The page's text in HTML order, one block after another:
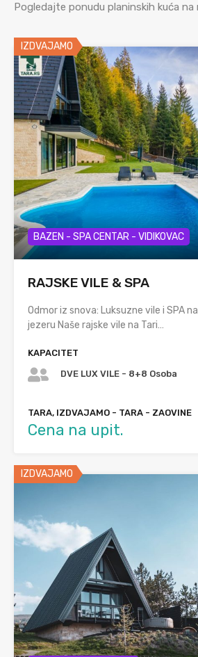
Pogledajte ponudu planinskih kuća na
IZDVAJAMO
BAZEN - SPA CENTAR - VIDIKOVAC
RAJSKE VILE & SPA
Odmor iz snova: Luksuzne vile i SPA
jezeru Naše rajske vile na Tari…
KAPACITET
DVE LUX VILE - 8+8 Osoba
TARA, IZDVAJAMO - TARA - ZAOVINE
Cena na upit.
IZDVAJAMO